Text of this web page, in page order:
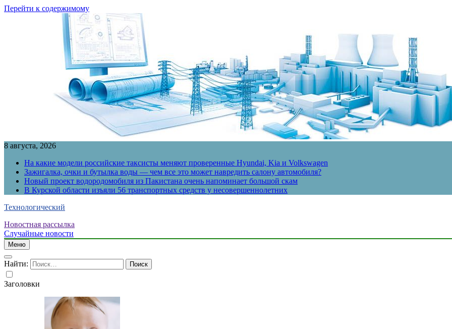
Перейти к содержимому
8 августа, 2026
На какие модели российские таксисты меняют проверенные Hyundai, Kia и Volkswagen
Зажигалка, очки и бутылка воды — чем все это может навредить салону автомобиля?
Новый проект водородомобиля из Пакистана очень напоминает большой скам
В Курской области изъяли 56 транспортных средств у несовершеннолетних
Технологический
Новостная рассылка
Случайные новости
Меню
Найти:
Заголовки